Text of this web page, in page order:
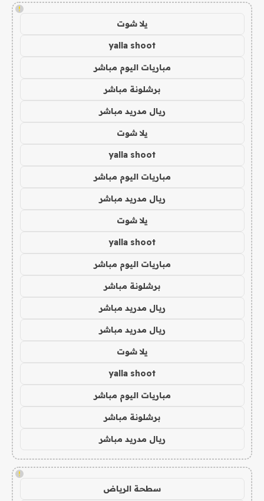
!
يلا شوت
yalla shoot
مباريات اليوم مباشر
برشلونة مباشر
ريال مدريد مباشر
يلا شوت
yalla shoot
مباريات اليوم مباشر
ريال مدريد مباشر
يلا شوت
yalla shoot
مباريات اليوم مباشر
برشلونة مباشر
ريال مدريد مباشر
ريال مدريد مباشر
يلا شوت
yalla shoot
مباريات اليوم مباشر
برشلونة مباشر
ريال مدريد مباشر
!
سطحة الرياض